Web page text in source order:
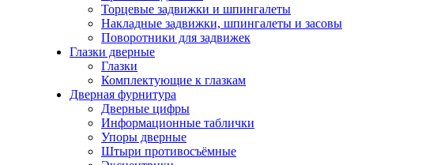
Торцевые задвижки и шпингалеты
Накладные задвижки, шпингалеты и засовы
Поворотники для задвижек
Глазки дверные
Глазки
Комплектующие к глазкам
Дверная фурнитура
Дверные цифры
Информационные таблички
Упоры дверные
Штыри противосъёмные